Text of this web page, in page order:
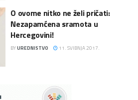
O ovome nitko ne želi pričati:
Nezapamćena sramota u
Hercegovini!
BYUREDNISTVO 11. SVIBNJA 2017.